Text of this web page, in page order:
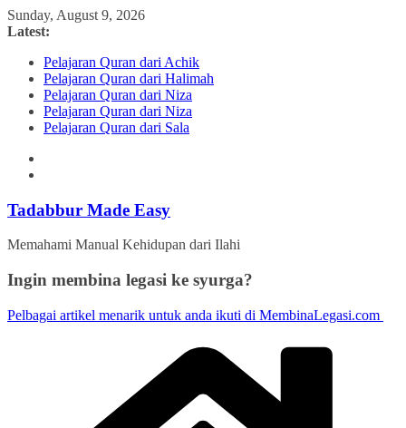
Skip
to
Sunday, August 9, 2026
Latest:
Pelajaran Quran dari Achik
Pelajaran Quran dari Halimah
Pelajaran Quran dari Niza
Pelajaran Quran dari Niza
Pelajaran Quran dari Sala
Tadabbur Made Easy
Memahami Manual Kehidupan dari Ilahi
Ingin membina legasi ke syurga?
Pelbagai artikel menarik untuk anda ikuti di MembinaLegasi.com